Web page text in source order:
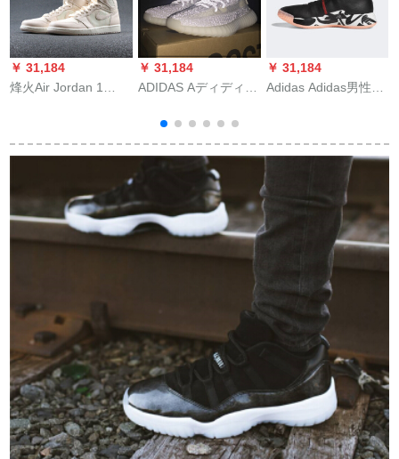
￥ 31,184
烽火Air Jordan 1
858588-801煙台LL 2
￥ 31,184
ADIDAS Aディディデ
ディディディディ
は、DA斯YEY
BOOST 350満天の星
コーナ350 Aジア限定
ヨ-ロッパ367限定E
￥ 31,184
Adidas Adidas男性靴
サポート緩震ロスス
ポーツバーッキング